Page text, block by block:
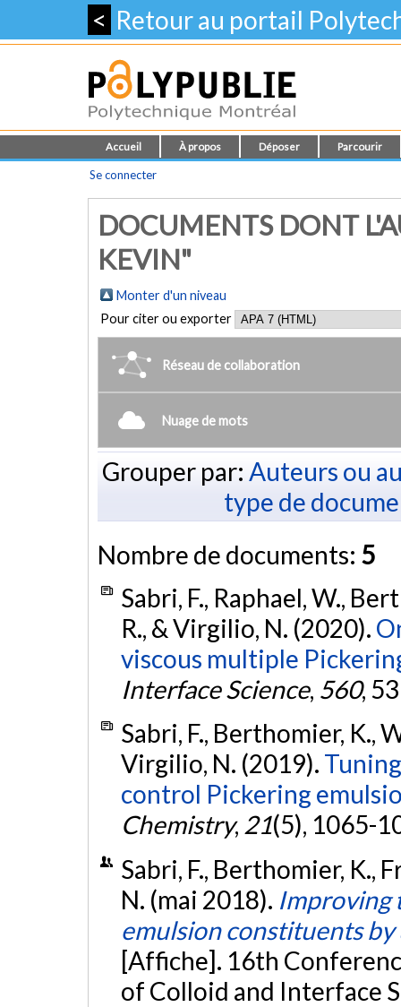
< Retour au portail
Accueil À propos Déposer Parcourir
Se connecter
DOCUMENTS DONT
KEVIN"
Monter d'un niveau
Pour citer ou exporter
Réseau de collaboration
Nuage de mots
Grouper par: Auteurs ou
type de
Nombre de documents: 5
Sabri, F., Raphael, W.,
R., & Virgilio, N. (2020).
viscous multiple
Interface Science, 560,
Sabri, F., Berthomier, K.,
Virgilio, N. (2019).
control Pickering
Chemistry, 21(5), 1065-
Sabri, F., Berthomier, K.,
N. (mai 2018). Improving
emulsion constituents
[Affiche]. 16th
of Colloid and Interface